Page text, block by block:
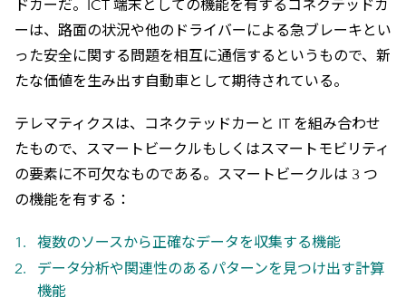
ドカーだ。ICT 端末としての機能を有するコネクテッドカ
ーは、路面の状況や他のドライバーによる急ブレーキとい
った安全に関する問題を相互に通信するというもので、新
たな価値を生み出す自動車として期待されている。
テレマティクスは、コネクテッドカーと IT を組み合わせ
たもので、スマートビークルもしくはスマートモビリティ
の要素に不可欠なものである。スマートビークルは 3 つ
の機能を有する：
複数のソースから正確なデータを収集する機能
データ分析や関連性のあるパターンを見つけ出す計算
機能